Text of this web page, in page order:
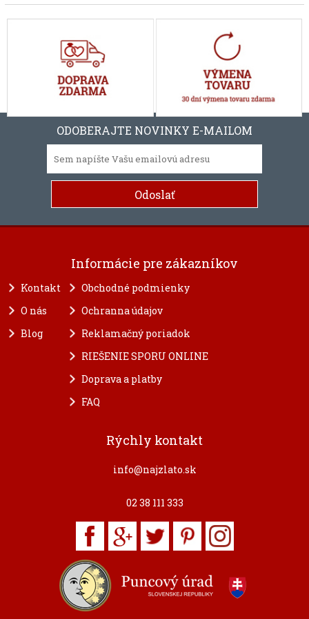
ODOBERAJTE NOVINKY E-MAILOM
Informácie pre zákazníkov
Kontakt
O nás
Blog
Obchodné podmienky
Ochranna údajov
Reklamačný poriadok
RIEŠENIE SPORU ONLINE
Doprava a platby
FAQ
Rýchly kontakt
info@najzlato.sk
02 38 111 333